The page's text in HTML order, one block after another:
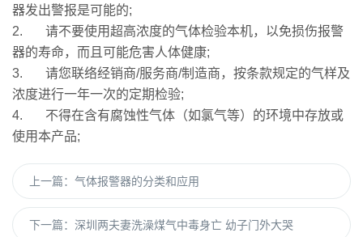
器发出警报是可能的;
2. 请不要使用超高浓度的气体检验本机，以免损伤报警
器的寿命，而且可能危害人体健康;
3. 请您联络经销商/服务商/制造商，按条款规定的气样及
浓度进行一年一次的定期检验;
4. 不得在含有腐蚀性气体（如氯气等）的环境中存放或
使用本产品;
上一篇： 气体报警器的分类和应用
下一篇： 深圳两夫妻洗澡煤气中毒身亡 幼子门外大哭